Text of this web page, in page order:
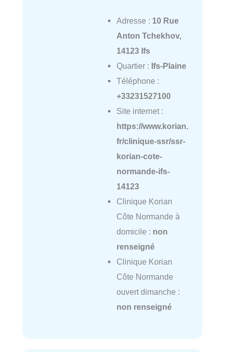
Adresse : 10 Rue
Anton Tchekhov,
14123 Ifs
Quartier : Ifs-Plaine
Téléphone :
+33231527100
Site internet :
https://www.korian.
fr/clinique-ssr/ssr-
korian-cote-
normande-ifs-
14123
Clinique Korian
Côte Normande à
domicile : non
renseigné
Clinique Korian
Côte Normande
ouvert dimanche :
non renseigné